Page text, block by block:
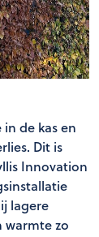
de kas en
Dit is
Innovation
lagere
warmte zo